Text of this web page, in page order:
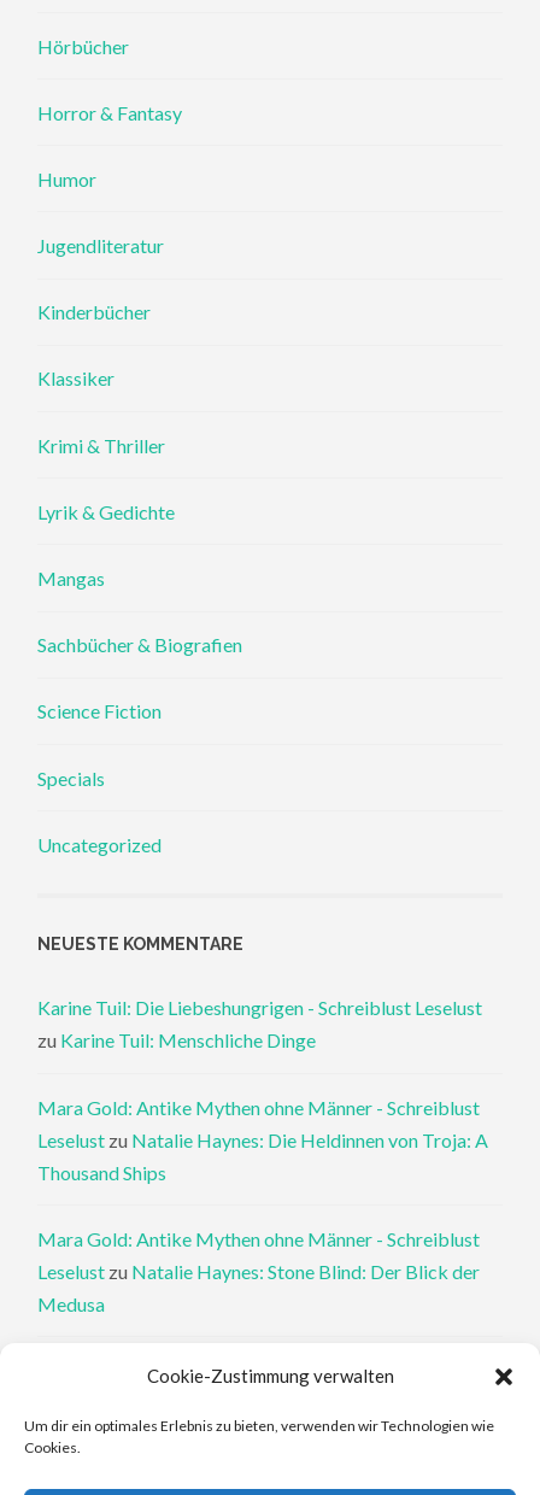
Cookie-Zustimmung verwalten
Um dir ein optimales Erlebnis zu bieten, verwenden wir Technologien wie
Cookies.
Hörbücher
Horror & Fantasy
Humor
Jugendliteratur
Kinderbücher
Klassiker
Krimi & Thriller
Lyrik & Gedichte
Mangas
Sachbücher & Biografien
Science Fiction
Specials
Uncategorized
NEUESTE KOMMENTARE
Karine Tuil: Die Liebeshungrigen - Schreiblust Leselust
zu Karine Tuil: Menschliche Dinge
Mara Gold: Antike Mythen ohne Männer - Schreiblust
Leselust zu Natalie Haynes: Die Heldinnen von Troja: A
Thousand Ships
Mara Gold: Antike Mythen ohne Männer - Schreiblust
Leselust zu Natalie Haynes: Stone Blind: Der Blick der
Medusa
Philippa Perry: Die Therapeutin und ihre Mörder: Dr. Pat
Philippa Perry: Das Buch, von dem du dir wünschst, deine